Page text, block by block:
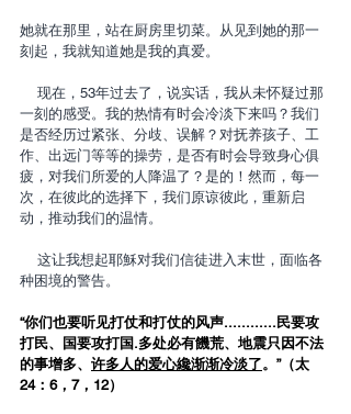
她就在那里，站在厨房里切菜。从见到她的那一
刻起，我就知道她是我的真爱。
一刻的感受。我的热情有时会冷淡下来吗？我们
是否经历过紧张、分歧、误解？对抚养孩子、工
作、出远门等等的操劳，是否有时会导致身心俱
疲，对我们所爱的人降温了？是的！然而，每一
次，在彼此的选择下，我们原谅彼此，重新启
动，推动我们的温情。
种困境的警告。
“你们也要听见打仗和打仗的风声............民要攻
打民、国要攻打国.多处必有饑荒、地震只因不法
的事增多、 许多人的爱心纔渐渐冷淡了。”（太
24：6，7，12）